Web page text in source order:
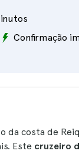
Confirmação
da costa de
Este cruzeiro